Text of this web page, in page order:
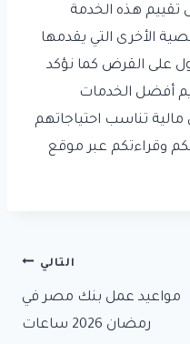
تقييم هذه الخدمة
الأخرى التي يقدمها
على القرض كما نؤكد
أفضل الخدمات
تناسب احتياجاتهم
وقراءتكم عبر موقع
التالي
مواعيد عمل بنك مصر في
رمضان 2026 ساعات